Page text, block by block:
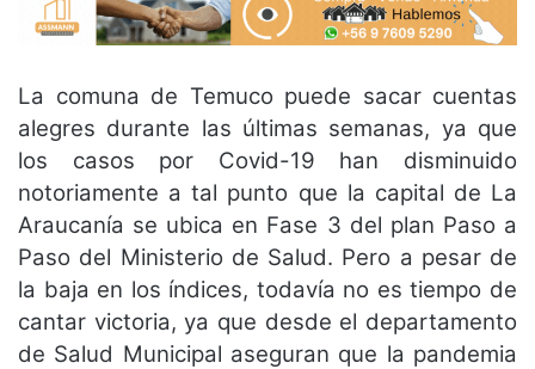
La comuna de Temuco puede sacar cuentas
alegres durante las últimas semanas, ya que
los casos por Covid-19 han disminuido
notoriamente a tal punto que la capital de La
Araucanía se ubica en Fase 3 del plan Paso a
Paso del Ministerio de Salud. Pero a pesar de
la baja en los índices, todavía no es tiempo de
cantar victoria, ya que desde el departamento
de Salud Municipal aseguran que la pandemia